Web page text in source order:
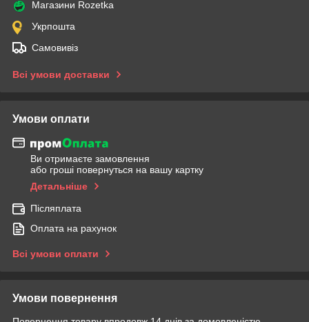
Магазини Rozetka
Укрпошта
Самовивіз
Всі умови доставки
Умови оплати
Ви отримаєте замовлення
або гроші повернуться на вашу картку
Детальніше
Післяплата
Оплата на рахунок
Всі умови оплати
Умови повернення